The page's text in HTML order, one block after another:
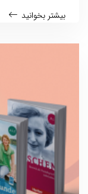
بیشتر بخوانید